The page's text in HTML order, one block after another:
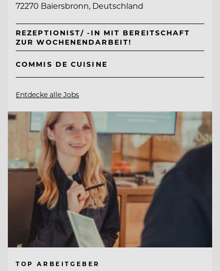
72270 Baiersbronn, Deutschland
REZEPTIONIST/ -IN MIT BEREITSCHAFT
ZUR WOCHENENDARBEIT!
COMMIS DE CUISINE
Entdecke alle Jobs
TOP ARBEITGEBER